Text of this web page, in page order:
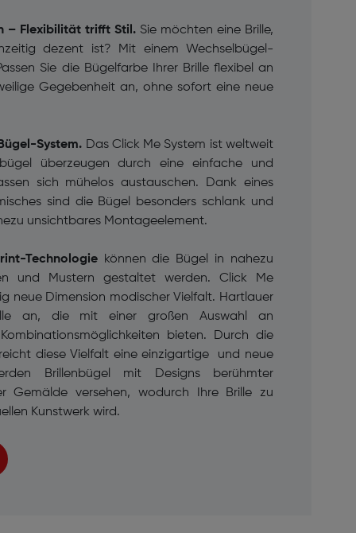
– Flexibilität trifft Stil. Sie möchten eine Brille,
dezent ist? Mit einem Wechselbügel-
Sie die Bügelfarbe Ihrer Brille flexibel an
Gegebenheit an, ohne sofort eine neue
System. Das Click Me System ist weltweit
überzeugen durch eine einfache und
sich mühelos austauschen. Dank eines
sind die Bügel besonders schlank und
unsichtbares Montageelement.
Technologiekönnen die Bügel in nahezu
und Mustern gestaltet werden. Click Me
neue Dimension modischer Vielfalt. Hartlauer
an, die mit einer großen Auswahl an
bieten. Durch die
diese Vielfalt eine einzigartige und neue
Brillenbügel mit Designs berühmter
Gemälde versehen, wodurch Ihre Brille zu
Kunstwerk wird.